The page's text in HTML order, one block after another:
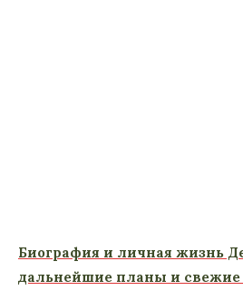
Биография и личная жизнь
дальнейшие планы и свежие